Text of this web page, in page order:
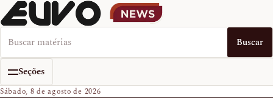
Buscar no EUVO News Buscar
Seções
Sábado, 8 de agosto de 2026